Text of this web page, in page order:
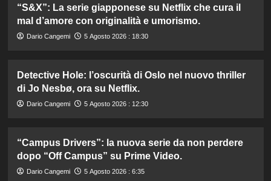
“S&X”: La serie giapponese su Netflix che cura il
mal d’amore con originalità e umorismo.
Dario Cangemi 5 Agosto 2026 : 18:30
Detective Hole: l’oscurità di Oslo nel nuovo thriller
di Jo Nesbø, ora su Netflix.
Dario Cangemi 5 Agosto 2026 : 12:30
“Campus Drivers”: la nuova serie da non perdere
dopo “Off Campus” su Prime Video.
Dario Cangemi 5 Agosto 2026 : 6:35